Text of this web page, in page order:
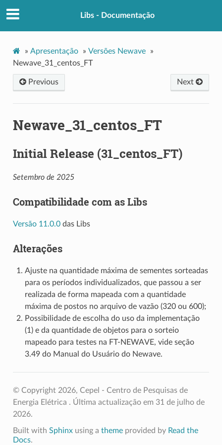
Libs - Documentação
» Apresentação » Versões Newave
»
Newave_31_centos_FT
Next
Previous
Newave_31_centos_FT
Initial Release (31_centos_FT)
Setembro de 2025
Compatibilidade com as Libs
Versão 11.0.0das Libs
Alterações
Ajuste na quantidade máxima de sementes sorteadas
para os períodos individualizados, que passou a ser
realizada de forma mapeada com a quantidade
máxima de postos no arquivo de vazão (320 ou 600);
Possibilidade de escolha do uso da implementação
(1) e da quantidade de objetos para o sorteio
mapeado para testes na FT-NEWAVE, vide seção
3.49 do Manual do Usuário do Newave.
© Copyright 2026, Cepel - Centro de Pesquisas de
Energia Elétrica . Última actualização em 31 de julho de
2026.
Built with Sphinxusing a themeprovided by Read the
Docs.